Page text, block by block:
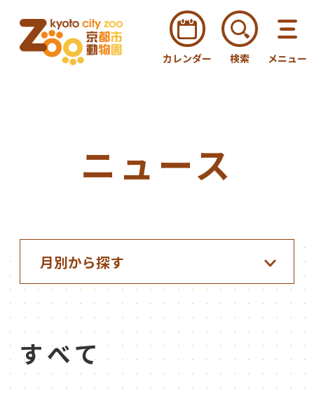
カレンダー 検索 メニュー
ニュース
すべて